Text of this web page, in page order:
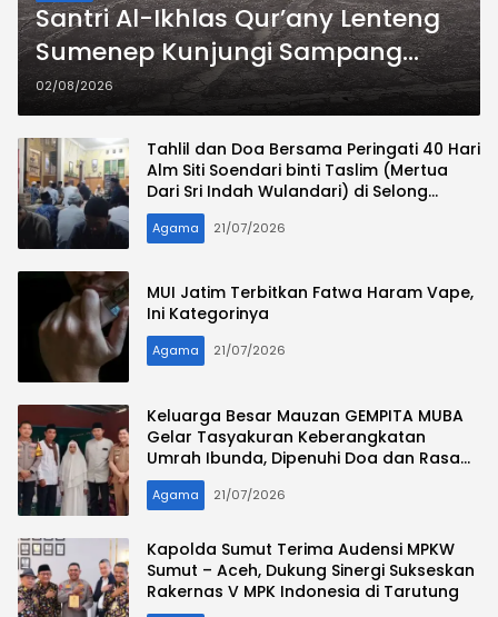
Santri Al-Ikhlas Qur’any Lenteng
Sumenep Kunjungi Sampang
Water Park
02/08/2026
Tahlil dan Doa Bersama Peringati 40 Hari
Alm Siti Soendari binti Taslim (Mertua
Dari Sri Indah Wulandari) di Selong
Permai Barat
Agama 21/07/2026
MUI Jatim Terbitkan Fatwa Haram Vape,
Ini Kategorinya
Agama 21/07/2026
Keluarga Besar Mauzan GEMPITA MUBA
Gelar Tasyakuran Keberangkatan
Umrah Ibunda, Dipenuhi Doa dan Rasa
Syukur
Agama 21/07/2026
Kapolda Sumut Terima Audensi MPKW
Sumut – Aceh, Dukung Sinergi Sukseskan
Rakernas V MPK Indonesia di Tarutung